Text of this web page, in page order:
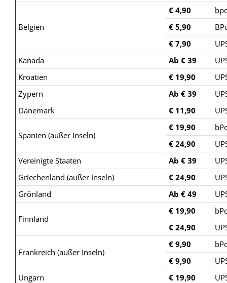
Belgien
€ 4,90
€ 5,90
€ 7,90
Kanada
Ab € 39
Kroatien
€ 19,90
Zypern
Ab € 39
Dänemark
€ 11,90
Spanien (außer Inseln)
€ 19,90
€ 24,90
Vereinigte Staaten
Ab € 39
Griechenland (außer Inseln)
€ 24,90
Grönland
Ab € 49
Finnland
€ 19,90
€ 24,90
Frankreich (außer Inseln)
€ 9,90
€ 9,90
Ungarn
€ 19,90